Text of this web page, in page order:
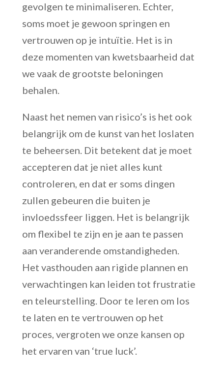
gevolgen te minimaliseren. Echter,
soms moet je gewoon springen en
vertrouwen op je intuïtie. Het is in
deze momenten van kwetsbaarheid dat
we vaak de grootste beloningen
behalen.
Naast het nemen van risico’s is het ook
belangrijk om de kunst van het loslaten
te beheersen. Dit betekent dat je moet
accepteren dat je niet alles kunt
controleren, en dat er soms dingen
zullen gebeuren die buiten je
invloedssfeer liggen. Het is belangrijk
om flexibel te zijn en je aan te passen
aan veranderende omstandigheden.
Het vasthouden aan rigide plannen en
verwachtingen kan leiden tot frustratie
en teleurstelling. Door te leren om los
te laten en te vertrouwen op het
proces, vergroten we onze kansen op
het ervaren van ‘true luck’.